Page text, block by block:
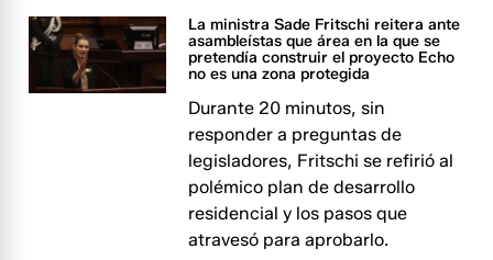
La ministra Sade Fritschi reitera ante
asambleístas que área en la que se
pretendía construir el proyecto Echo
no es una zona protegida
Durante 20 minutos, sin
responder a preguntas de
legisladores, Fritschi se refirió al
polémico plan de desarrollo
residencial y los pasos que
atravesó para aprobarlo.